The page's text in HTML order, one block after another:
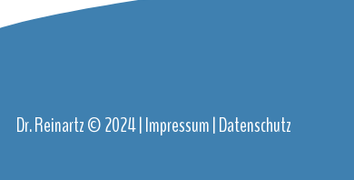
Dr. Reinartz © 2024 |Impressum|Datenschutz